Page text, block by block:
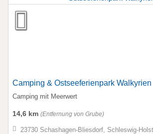
Camping & Ostseeferienpark Walkyrien
Camping mit Meerwert
14,6 km (Entfernung von Grube)
23730 Schashagen-Bliesdorf, Schleswig-